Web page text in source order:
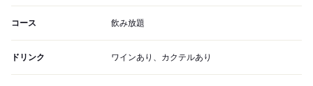
コース 飲み放題
ドリンク ワインあり、カクテルあり